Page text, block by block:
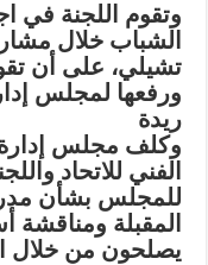
وتقوم اللجنة في
الشباب خلال
تشيلي، على أن
ورفعها لمجلس
ريدة
وكلف مجلس إدارة
الفني للاتحاد
للمجلس بشأن
المقبلة ومناقشة
يصلحون من خلال